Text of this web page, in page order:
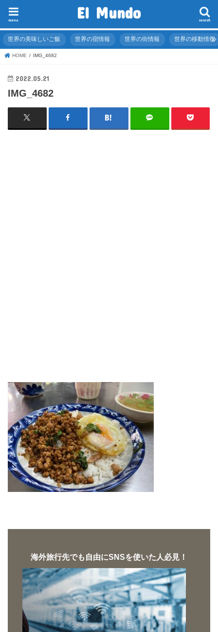
El Mundo search
menu
世界の美味しいご飯 世界の宿情報 世界の街情報 世界の移動情報
HOME IMG_4682
2022.05.21
IMG_4682
海外旅行先でも自由にSNSを使いた人必見！